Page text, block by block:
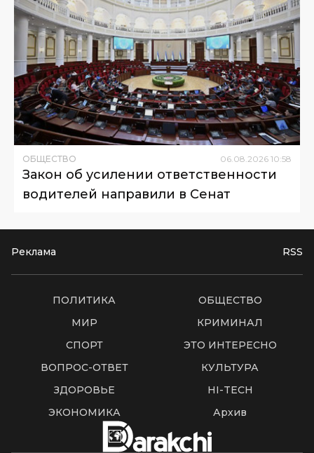
ОБЩЕСТВО 06.08.2026 10:58
Закон об усилении ответственности
водителей направили в Сенат
Реклама RSS
ПОЛИТИКА
ОБЩЕСТВО
МИР
КРИМИНАЛ
СПОРТ
ЭТО ИНТЕРЕСНО
ВОПРОС-ОТВЕТ
КУЛЬТУРА
ЗДОРОВЬЕ
HI-TECH
ЭКОНОМИКА
Архив